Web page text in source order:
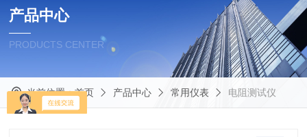
产品中心
PRODUCTS CENTER
当前位置：首页 产品中心 常用仪表 电阻测试仪